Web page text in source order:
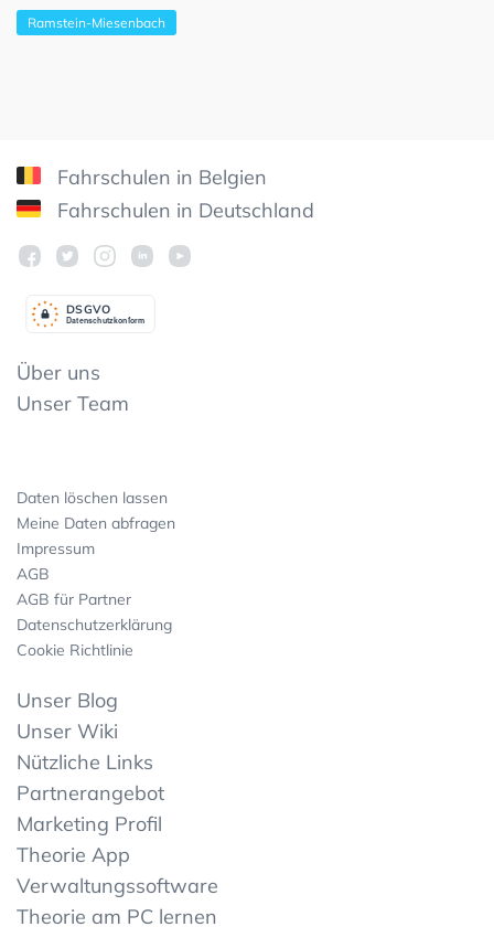
Ramstein-Miesenbach
Fahrschulen in Belgien
Fahrschulen in Deutschland
Datenschutzkonform
DSGVO
Über uns
Unser Team
Daten löschen lassen
Meine Daten abfragen
Impressum
AGB
AGB für Partner
Datenschutzerklärung
Cookie Richtlinie
Unser Blog
Unser Wiki
Nützliche Links
Partnerangebot
Marketing Profil
Theorie App
Verwaltungssoftware
Theorie am PC lernen